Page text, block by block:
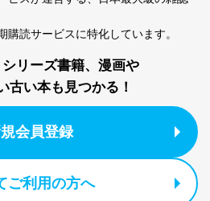
サービス
伸一郎
保護管理者を設置し、個人情報保
、個人情報を取得・アクセス・利
購読サービスに特化しています。
リーズ書籍、漫画や
古い本も見つかる！
会員登録
ご利用の方へ